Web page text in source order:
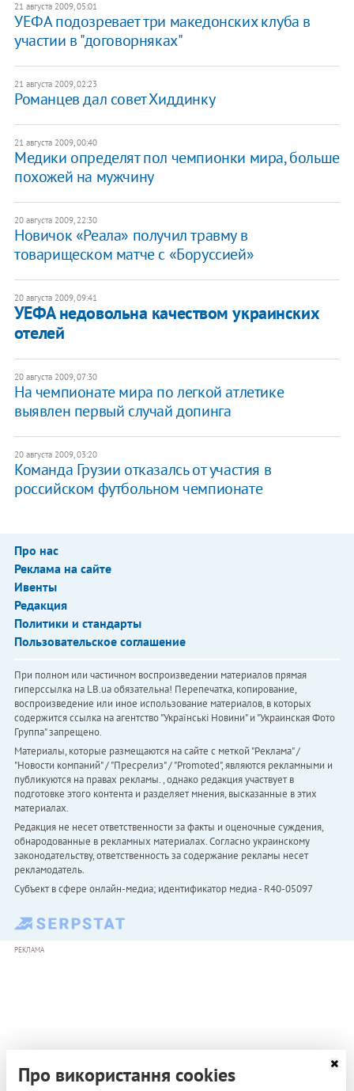
21 августа 2009, 05:01
УЕФА подозревает три македонских клуба в
участии в "договорняках"
21 августа 2009, 02:23
Романцев дал совет Хиддинку
21 августа 2009, 00:40
Медики определят пол чемпионки мира, больше
похожей на мужчину
20 августа 2009, 22:30
Новичок «Реала» получил травму в
товарищеском матче с «Боруссией»
20 августа 2009, 09:41
УЕФА недовольна качеством украинских
отелей
20 августа 2009, 07:30
На чемпионате мира по легкой атлетике
выявлен первый случай допинга
20 августа 2009, 03:20
Команда Грузии отказалсь от участия в
российском футбольном чемпионате
Про нас
Реклама на сайте
Ивенты
Редакция
Политики и стандарты
Пользовательское соглашение
При полном или частичном воспроизведении материалов прямая
гиперссылка на LB.ua обязательна! Перепечатка, копирование,
воспроизведение или иное использование материалов, в которых
содержится ссылка на агентство "Українськi Новини" и "Украинская Фото
Группа" запрещено.
Материалы, которые размещаются на сайте с меткой "Реклама" /
"Новости компаний" / "Пресрелиз" / "Promoted", являются рекламными и
публикуются на правах рекламы. , однако редакция участвует в
подготовке этого контента и разделяет мнения, высказанные в этих
материалах.
Редакция не несет ответственности за факты и оценочные суждения,
обнародованные в рекламных материалах. Согласно украинскому
законодательству, ответственность за содержание рекламы несет
рекламодатель.
Субъект в сфере онлайн-медиа; идентификатор медиа - R40-05097
РЕКЛАМА
Про використання cookies